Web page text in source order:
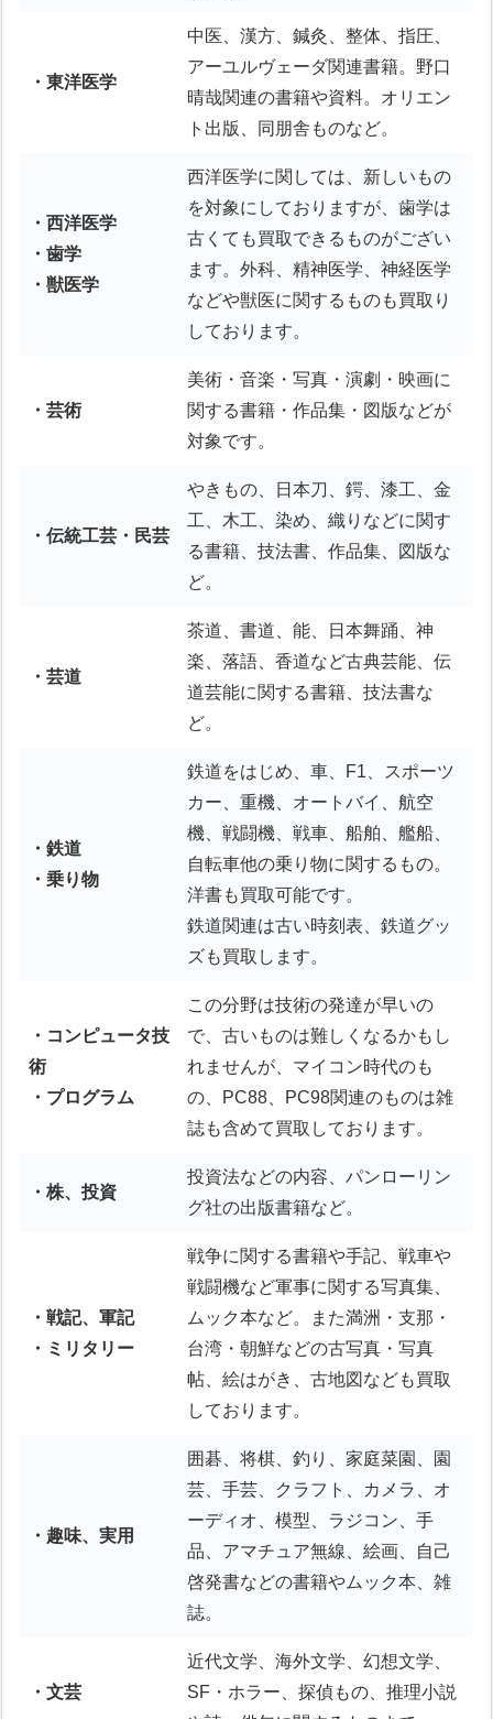
・東洋医学
中医、漢方、鍼灸、整体、指圧、
アーユルヴェーダ関連書籍。野口
晴哉関連の書籍や資料。オリエン
ト出版、同朋舎ものなど。
・西洋医学
・歯学
・獣医学
西洋医学に関しては、新しいもの
を対象にしておりますが、歯学は
古くても買取できるものがござい
ます。外科、精神医学、神経医学
などや獣医に関するものも買取り
しております。
・芸術
美術・音楽・写真・演劇・映画に
関する書籍・作品集・図版などが
対象です。
・伝統工芸・民芸
やきもの、日本刀、鍔、漆工、金
工、木工、染め、織りなどに関す
る書籍、技法書、作品集、図版な
ど。
・芸道
茶道、書道、能、日本舞踊、神
楽、落語、香道など古典芸能、伝
道芸能に関する書籍、技法書な
ど。
・鉄道
・乗り物
鉄道をはじめ、車、F1、スポーツ
カー、重機、オートバイ、航空
機、戦闘機、戦車、船舶、艦船、
自転車他の乗り物に関するもの。
洋書も買取可能です。
鉄道関連は古い時刻表、鉄道グッ
ズも買取します。
・コンピュータ技
術
・プログラム
この分野は技術の発達が早いの
で、古いものは難しくなるかもし
れませんが、マイコン時代のも
の、PC88、PC98関連のものは雑
誌も含めて買取しております。
・株、投資
投資法などの内容、パンローリン
グ社の出版書籍など。
・戦記、軍記
・ミリタリー
戦争に関する書籍や手記、戦車や
戦闘機など軍事に関する写真集、
ムック本など。また満洲・支那・
台湾・朝鮮などの古写真・写真
帖、絵はがき、古地図なども買取
しております。
・趣味、実用
囲碁、将棋、釣り、家庭菜園、園
芸、手芸、クラフト、カメラ、オ
ーディオ、模型、ラジコン、手
品、アマチュア無線、絵画、自己
啓発書などの書籍やムック本、雑
誌。
・文芸
近代文学、海外文学、幻想文学、
SF・ホラー、探偵もの、推理小説